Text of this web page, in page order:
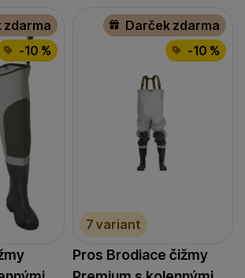
zdarma
-10 %
Darček zdarma
-10 %
7 variant
Pros Brodiace čižmy